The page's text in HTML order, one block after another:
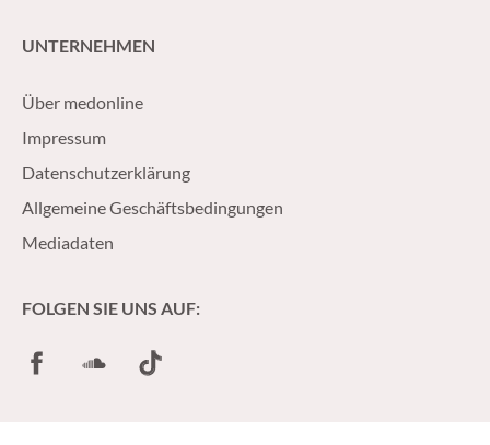
UNTERNEHMEN
Über medonline
Impressum
Datenschutzerklärung
Allgemeine Geschäftsbedingungen
Mediadaten
FOLGEN SIE UNS AUF:
FacebookSoundCloud
TikTok